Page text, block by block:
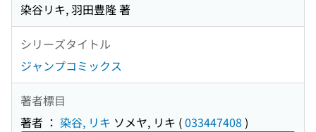
染谷リキ, 羽田豊隆 著
シリーズタイトル
ジャンプコミックス
著者標目
著者 ： 染谷, リキ ソメヤ, リキ (033447408 )